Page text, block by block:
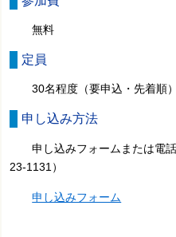
無料
定員
30名程度（要申込・先着順）
申し込み方法
申し込みフォームまたは電話
23-1131）
申し込みフォーム